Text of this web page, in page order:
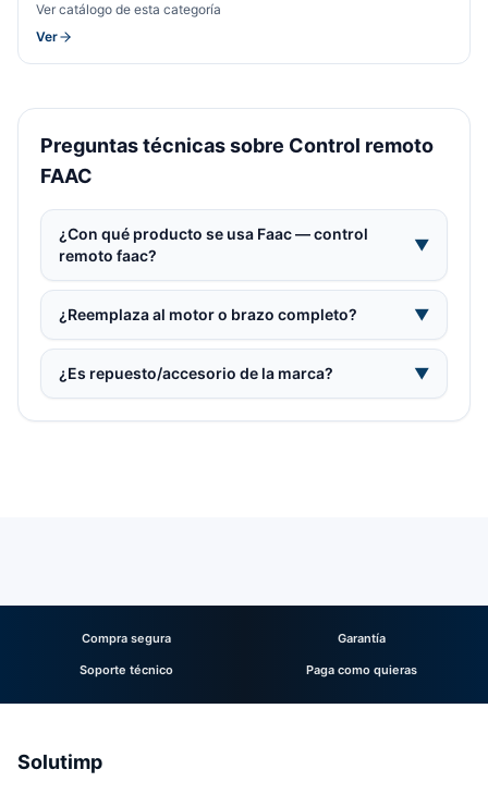
Ver catálogo de esta categoría
Ver
Preguntas técnicas sobre Control remoto
FAAC
¿Con qué producto se usa Faac — control
remoto faac?
▼
¿Reemplaza al motor o brazo completo? ▼
¿Es repuesto/accesorio de la marca? ▼
Compra segura Garantía
Soporte técnico Paga como quieras
Solutimp